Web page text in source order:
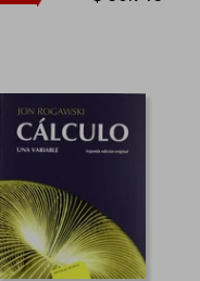
50%
dcto.